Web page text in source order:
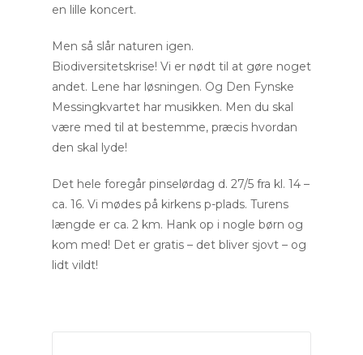
en lille koncert.
Men så slår naturen igen.
Biodiversitetskrise! Vi er nødt til at gøre noget
andet. Lene har løsningen. Og Den Fynske
Messingkvartet har musikken. Men du skal
være med til at bestemme, præcis hvordan
den skal lyde!
Det hele foregår pinselørdag d. 27/5 fra kl. 14 –
ca. 16. Vi mødes på kirkens p-plads. Turens
længde er ca. 2 km. Hank op i nogle børn og
kom med! Det er gratis – det bliver sjovt – og
lidt vildt!